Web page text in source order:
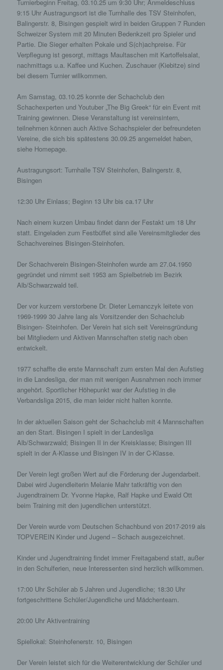
Turnierbeginn Freitag, 03.10.25 um 9:30 Uhr; Anmeldeschluss
9:15 Uhr Austragungsort ist die Turnhalle des TSV Steinhofen,
Balingerstr. 8, Bisingen gespielt wird in beiden Gruppen 7 Runden
Schweizer System mit 20 Minuten Bedenkzeit pro Spieler und
Partie. Die Sieger erhalten Pokale und S(ch)achpreise. Für
Verpflegung ist gesorgt, mittags Maultaschen mit Kartoffelsalat,
nachmittags u.a. Kaffee und Kuchen. Zuschauer (Kiebitze) sind
bei diesem Turnier willkommen.
Am Samstag, 03.10.25 konnte der Schachclub den
Schachexperten und Youtuber „The Big Greek“ für ein Event mit
Training gewinnen. Diese Veranstaltung ist vereinsintern,
teilnehmen können auch Aktive Schachspieler der befreundeten
Vereine, die sich bis spätestens 30.09.25 angemeldet haben,
siehe Homepage.
Austragungsort: Turnhalle TSV Steinhofen, Balingerstr. 8,
Bisingen
12:30 Uhr Einlass; Beginn 13 Uhr bis ca.17 Uhr
Nach einem kurzen Umbau findet dann der Festakt um 18 Uhr
statt. Eingeladen zum Festbüffet sind alle Vereinsmitglieder des
Schachvereines Bisingen-Steinhofen.
Der Schachverein Bisingen-Steinhofen wurde am 27.04.1950
gegründet und nimmt seit 1953 am Spielbetrieb im Bezirk
Alb/Schwarzwald teil.
Der vor kurzem verstorbene Dr. Dieter Lemanczyk leitete von
1969-1999 30 Jahre lang als Vorsitzender den Schachclub
Bisingen- Steinhofen. Der Verein hat sich seit Vereinsgründung
bei Mitgliedern und Aktiven Mannschaften stetig nach oben
entwickelt.
1977 schaffte die erste Mannschaft zum ersten Mal den Aufstieg
in die Landesliga, der man mit wenigen Ausnahmen noch immer
angehört. Sportlicher Höhepunkt war der Aufstieg in die
Verbandsliga 2015, die man leider nicht halten konnte.
In der aktuellen Saison geht der Schachclub mit 4 Mannschaften
an den Start. Bisingen I spielt in der Landesliga
Alb/Schwarzwald; Bisingen II in der Kreisklasse; Bisingen III
spielt in der A-Klasse und Bisingen IV in der C-Klasse.
Der Verein legt großen Wert auf die Förderung der Jugendarbeit.
Dabei wird Jugendleiterin Melanie Mahr tatkräftig von den
Jugendtrainern Dr. Yvonne Hapke, Ralf Hapke und Ewald Ott
beim Training mit den jugendlichen unterstützt.
Der Verein wurde vom Deutschen Schachbund von 2017-2019 als
TOPVEREIN Kinder und Jugend – Schach ausgezeichnet.
Kinder und Jugendtraining findet immer Freitagabend statt, außer
in den Schulferien, neue Interessenten sind herzlich willkommen.
17:00 Uhr Schüler ab 5 Jahren und Jugendliche; 18:30 Uhr
fortgeschrittene Schüler/Jugendliche und Mädchenteam.
20:00 Uhr Aktiventraining
Spiellokal: Steinhofenerstr. 10, Bisingen
Der Verein leistet sich für die Weiterentwicklung der Schüler und
Benutzer unserer Internetseite wiederzuerkennen.
Zweck dieser Wiedererkennung ist es, den
Nutzern die Verwendung unserer Internetseite zu
erleichtern. Der Benutzer einer Internetseite, die
Cookies verwendet, muss beispielsweise nicht bei
jedem Besuch der Internetseite erneut seine
Zugangsdaten eingeben, weil dies von der
wird. Ein weiteres Beispiel ist das Cookie eines
Warenkorbes im Online-Shop. Der Online-Shop
merkt sich die Artikel, die ein Kunde in den
virtuellen Warenkorb gelegt hat, über ein Cookie.
Die betroffene Person kann die Setzung von
mittels einer entsprechenden Einstellung des
genutzten Internetbrowsers verhindern und damit
widersprechen. Ferner können bereits gesetzte
andere Softwareprogramme gelöscht werden. Dies
ist in allen gängigen Internetbrowsern möglich.
Deaktiviert die betroffene Person die Setzung von
unter Umständen nicht alle Funktionen unserer
Internetseite vollumfänglich nutzbar.
Die Internetseite erfasst mit jedem Aufruf der
Internetseite durch eine betroffene Person oder ein
automatisiertes System eine Reihe von
allgemeinen Daten und Informationen. Diese
allgemeinen Daten und Informationen werden in
werden können die (1) verwendeten Browsertypen
und Versionen, (2) das vom zugreifenden System
verwendete Betriebssystem, (3) die Internetseite,
von welcher ein zugreifendes System auf unsere
Unterwebseiten, welche über ein zugreifendes
System auf unserer Internetseite angesteuert
werden, (5) das Datum und die Uhrzeit eines
Zugriffs auf die Internetseite, (6) eine Internet-
Protokoll-Adresse (IP-Adresse), (7) der Internet-
(8) sonstige ähnliche Daten und Informationen, die
der Gefahrenabwehr im Falle von Angriffen auf
unsere informationstechnologischen Systeme
dienen.
Bei der Nutzung dieser allgemeinen Daten und
Informationen ziehen wird keine Rückschlüsse auf
vielmehr benötigt, um (1) die Inhalte unserer
Internetseite korrekt auszuliefern, (2) die Inhalte
zu optimieren, (3) die dauerhafte
Funktionsfähigkeit unserer
Technik unserer Internetseite zu gewährleisten
eines Cyberangriffes die zur Strafverfolgung
anonym erhobenen Daten und Informationen